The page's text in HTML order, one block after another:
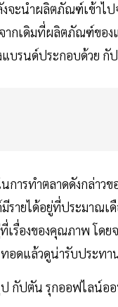
ะนำผลิตภัณฑ์เข้าไป
เดิมที่ผลิตภัณฑ์ของ
บรนด์ประกอบด้วย
ารทำตลาดดังกล่าว
รายได้อยู่ที่ประมาณ
รื่องของคุณภาพ โด
ทอดแล้วดูน่ารับประทา